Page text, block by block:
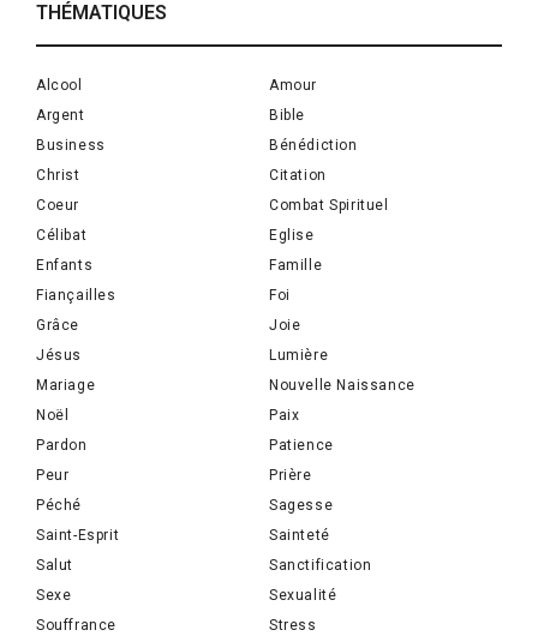
THÉMATIQUES
Alcool
Amour
Argent
Bible
Business
Bénédiction
Christ
Citation
Coeur
Combat Spirituel
Célibat
Eglise
Enfants
Famille
Fiançailles
Foi
Grâce
Joie
Jésus
Lumière
Mariage
Nouvelle Naissance
Noël
Paix
Pardon
Patience
Peur
Prière
Péché
Sagesse
Saint-Esprit
Sainteté
Salut
Sanctification
Sexe
Sexualité
Souffrance
Stress